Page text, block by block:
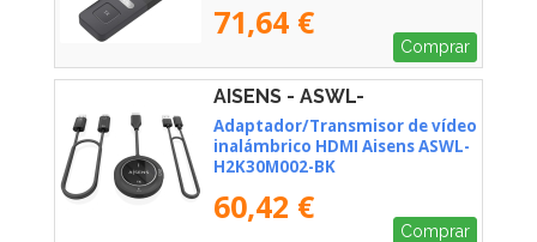
71,64 €
Comprar
AISENS - ASWL-
H2K30M002-BK
Adaptador/Transmisor de vídeo
inalámbrico HDMI Aisens ASWL-
H2K30M002-BK
60,42 €
Comprar